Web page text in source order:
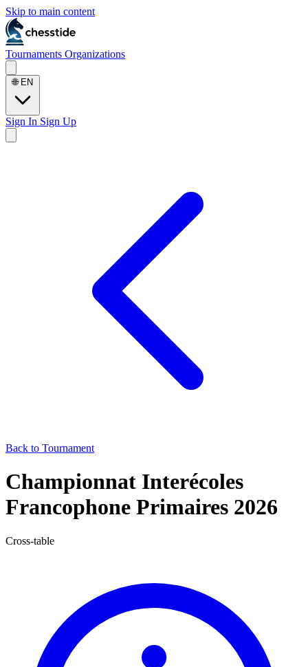
Skip to main content
Tournaments Organizations
🌐 EN
Sign In Sign Up
Back to Tournament
Championnat Interécoles
Francophone Primaires 2026
Cross-table